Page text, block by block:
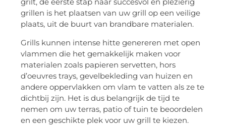
grillen is het plaatsen van uw grill op een veilige
plaats, uit de buurt van brandbare materialen.
Grills kunnen intense hitte genereren met open
vlammen die het gemakkelijk maken voor
materialen zoals papieren servetten, hors
d’oeuvres trays, gevelbekleding van huizen en
andere oppervlakken om vlam te vatten als ze te
dichtbij zijn. Het is dus belangrijk de tijd te
nemen om uw terras, patio of tuin te beoordelen
en een geschikte plek voor uw grill te kiezen.